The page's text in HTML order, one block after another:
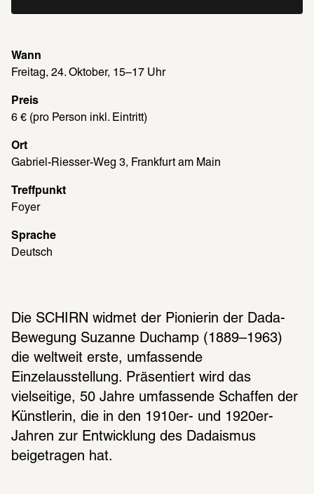
Wann
Freitag, 24. Oktober, 15–17 Uhr
Preis
6 € (pro Person inkl. Eintritt)
Ort
Gabriel-Riesser-Weg 3, Frankfurt am Main
Treffpunkt
Foyer
Sprache
Deutsch
Die SCHIRN widmet der Pionierin der Dada-
Bewegung Suzanne Duchamp (1889–1963)
die weltweit erste, umfassende
Einzelausstellung. Präsentiert wird das
vielseitige, 50 Jahre umfassende Schaffen der
Künstlerin, die in den 1910er- und 1920er-
Jahren zur Entwicklung des Dadaismus
beigetragen hat.